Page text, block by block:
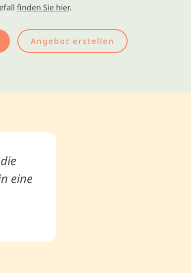
finden Sie hier.
Angebot erstellen
eine